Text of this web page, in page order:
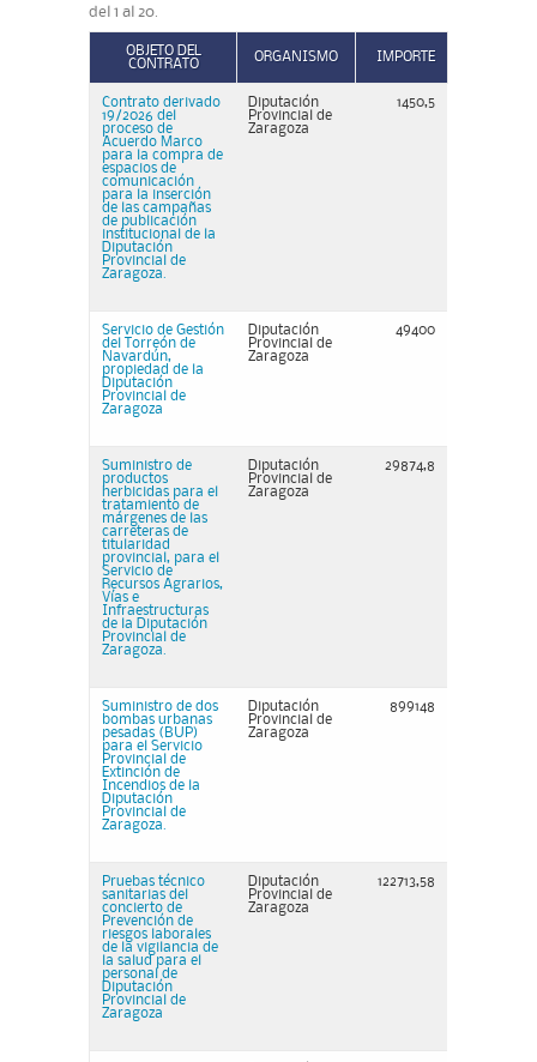
del 1 al 20.
OBJETO DEL
CONTRATO
ORGANISMO IMPORTE
Contrato derivado
19/2026 del
proceso de
Acuerdo Marco
para la compra de
espacios de
comunicación
para la inserción
de las campañas
de publicación
institucional de la
Diputación
Provincial de
Zaragoza.
Diputación
Provincial de
Zaragoza
1450,5
Servicio de Gestión
del Torreón de
Navardún,
propiedad de la
Diputación
Provincial de
Zaragoza
Diputación
Provincial de
Zaragoza
49400
Suministro de
productos
herbicidas para el
tratamiento de
márgenes de las
carreteras de
titularidad
provincial, para el
Servicio de
Recursos Agrarios,
Vías e
Infraestructuras
de la Diputación
Provincial de
Zaragoza.
Diputación
Provincial de
Zaragoza
29874,8
Suministro de dos
bombas urbanas
pesadas (BUP)
para el Servicio
Provincial de
Extinción de
Incendios de la
Diputación
Provincial de
Zaragoza.
Diputación
Provincial de
Zaragoza
899148
Pruebas técnico
sanitarias del
concierto de
Prevención de
riesgos laborales
de la vigilancia de
la salud para el
personal de
Diputación
Provincial de
Zaragoza
Diputación
Provincial de
Zaragoza
122713,58